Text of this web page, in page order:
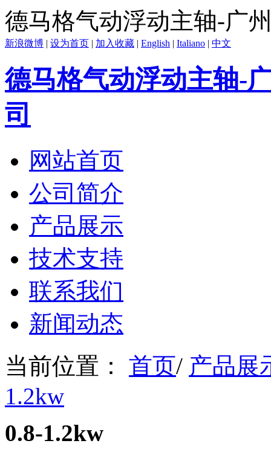
德马格气动浮动主轴-广
新浪微博 | 设为首页 | 加入收藏 | English | Italiano | 中文
德马格气动浮动主轴-
司
网站首页
公司简介
产品展示
技术支持
联系我们
新闻动态
当前位置： 首页/ 产品展
1.2kw
0.8-1.2kw